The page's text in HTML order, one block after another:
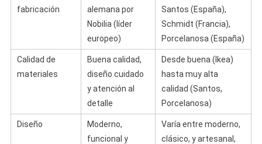
fabricación
alemana por
Nobilia (líder
europeo)
Santos (España),
Schmidt (Francia),
Porcelanosa (España)
Calidad de
materiales
Buena calidad,
diseño cuidado
y atención al
detalle
Desde buena (Ikea)
hasta muy alta
calidad (Santos,
Porcelanosa)
Diseño
Moderno,
funcional y
Varía entre moderno,
clásico, y artesanal,